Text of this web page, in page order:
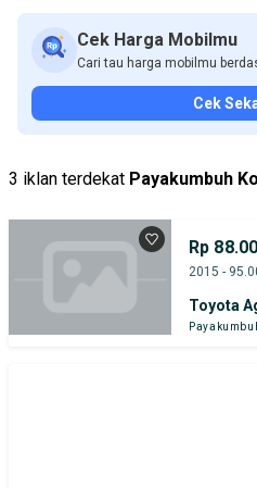
Cek Harga Mobilmu
Cari tau harga mobilmu
Cek
3 iklan terdekat Payakumbuh
Rp
2015 -
Toyota